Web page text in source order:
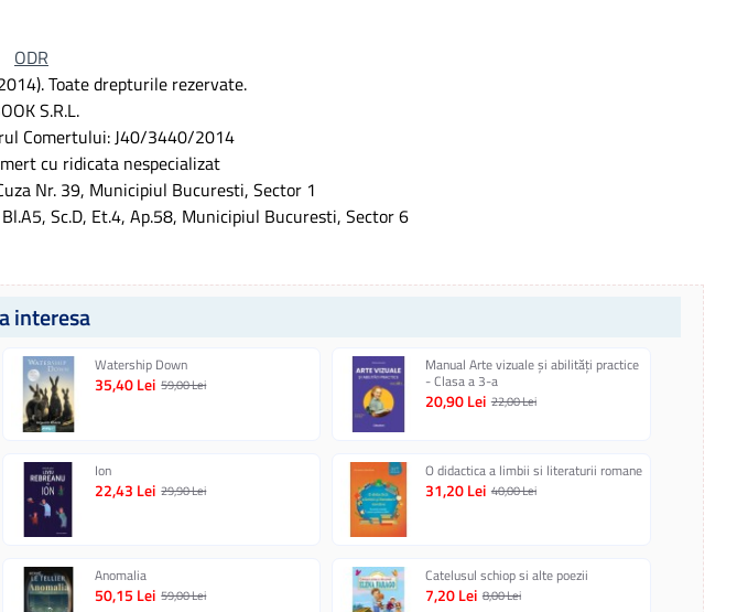
ODR
Toate drepturile rezervate.
S.R.L.
Comertului: J40/3440/2014
cu ridicata nespecializat
Nr. 39, Municipiul Bucuresti, Sector 1
Sc.D, Et.4, Ap.58, Municipiul Bucuresti, Sector 6
interesa
Watership Down
35,40 Lei 59,00 Lei
Manual Arte vizuale și abilități practice
- Clasa a 3-a
20,90 Lei 22,00 Lei
Ion
22,43 Lei 29,90 Lei
O didactica a limbii si literaturii romane
31,20 Lei 40,00 Lei
Anomalia
50,15 Lei 59,00 Lei
Catelusul schiop si alte poezii
7,20 Lei 8,00 Lei